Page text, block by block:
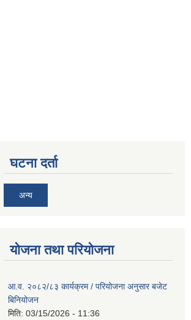
घटना दर्ता
अन्य
योजना तथा परियोजना
आ.व. २०८२/८३ कार्यक्रम / परियोजना अनुसार बजेट
बिनियोजन
मिति: 03/15/2026 - 11:36